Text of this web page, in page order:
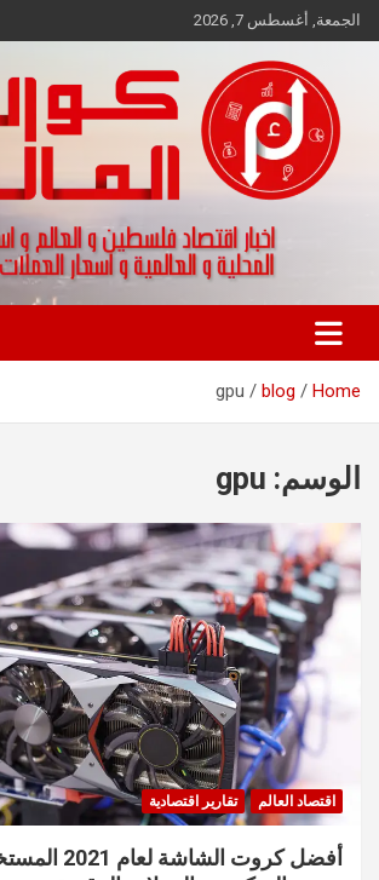
Skip
to
الجمعة, أغسطس 7, 2026
كواليس المال
اخبار اقتصاد فلسطين و العالم و تقارير اسواق
Home
blog
gpu
الوسم: gpu
اقتصاد العالم تقارير اقتصادية
أفضل كروت